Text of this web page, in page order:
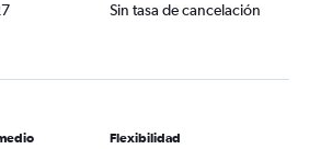
Sin tasa de cancelación
Flexibilidad